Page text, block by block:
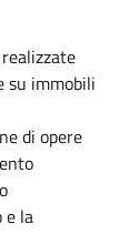
su immobili
di opere
e la